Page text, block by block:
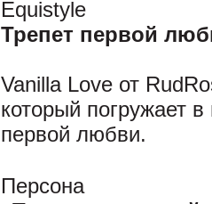
Equistyle
Трепет первой
Vanilla Love от
который погружает
первой любви.
Персона